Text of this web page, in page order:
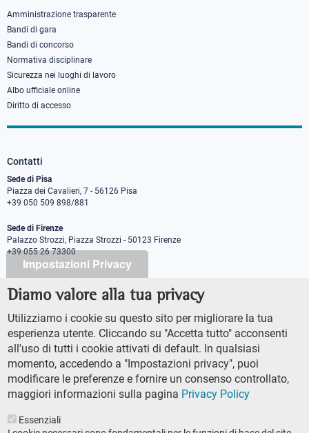
Impostazioni Privacy
Diamo valore alla tua privacy
Utilizziamo i cookie su questo sito per migliorare la tua
esperienza utente. Cliccando su "Accetta tutto" acconsenti
all'uso di tutti i cookie attivati di default. In qualsiasi
momento, accedendo a "Impostazioni privacy", puoi
modificare le preferenze e fornire un consenso controllato,
maggiori informazioni sulla pagina Privacy Policy
Essenziali
Amministrazione trasparente
Bandi di gara
Bandi di concorso
Normativa disciplinare
Sicurezza nei luoghi di lavoro
Albo ufficiale online
Diritto di accesso
Contatti
Sede di Pisa
Piazza dei Cavalieri, 7 - 56126 Pisa
+39 050 509 898/881
Sede di Firenze
Palazzo Strozzi, Piazza Strozzi - 50123 Firenze
+39 055 26 73300
PEC protocollo@pec.sns.it
Codice Fiscale 8000 5050507
Ufficio comunicazione
Addetto stampa
URP - Ufficio relazioni con il pubblico